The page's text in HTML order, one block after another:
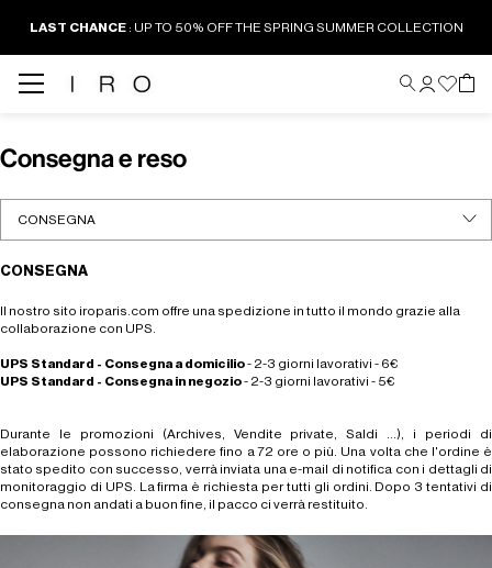
LAST CHANCE: UP TO 50% OFF THE SPRING SUMMER COLLECTION
Consegna e reso
CONSEGNA
Il nostro sito iroparis.com offre una spedizione in tutto il mondo grazie alla
collaborazione con UPS.
UPS Standard - Consegna a domicilio- 2-3 giorni lavorativi - 6€
UPS Standard - Consegna in negozio- 2-3 giorni lavorativi - 5€
Durante le promozioni (Archives, Vendite private, Saldi ...), i periodi di
elaborazione possono richiedere fino a 72 ore o più. Una volta che l'ordine è
stato spedito con successo, verrà inviata una e-mail di notifica con i dettagli di
monitoraggio di UPS. La firma è richiesta per tutti gli ordini. Dopo 3 tentativi di
consegna non andati a buon fine, il pacco ci verrà restituito.